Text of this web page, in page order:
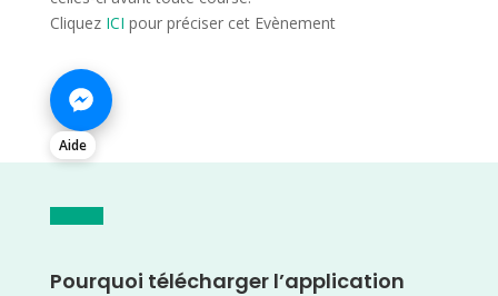
Cliquez ICI pour préciser cet Evènement
Aide
Pourquoi télécharger l’application